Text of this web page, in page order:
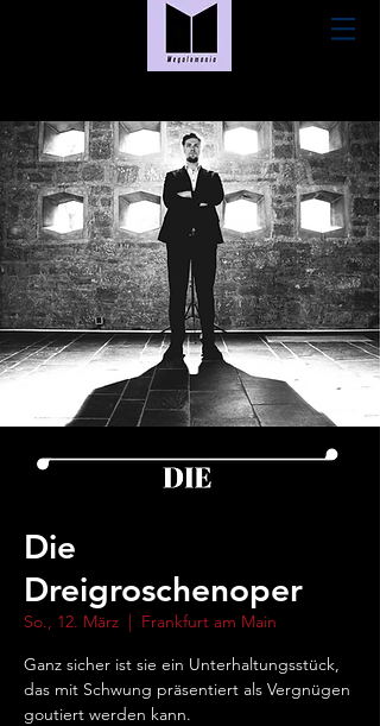
Die
Dreigroschenoper
So., 12. März
  |
Frankfurt am Main
Ganz sicher ist sie ein Unterhaltungsstück,
das mit Schwung präsentiert als Vergnügen
goutiert werden kann.